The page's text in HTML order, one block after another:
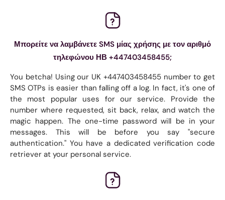
Μπορείτε να λαμβάνετε SMS μίας χρήσης με τον αριθμό
τηλεφώνου ΗΒ +447403458455;
You betcha! Using our UK +447403458455 number to get
SMS OTPs is easier than falling off a log. In fact, it's one of
the most popular uses for our service. Provide the
number where requested, sit back, relax, and watch the
magic happen. The one-time password will be in your
messages. This will be before you say "secure
authentication." You have a dedicated verification code
retriever at your personal service.